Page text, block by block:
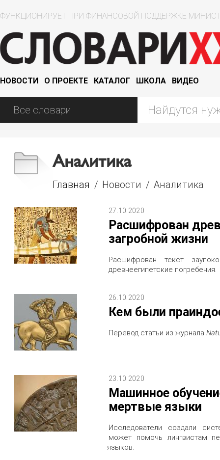
ФУНКЦИОНИРУЕТ ПРИ ФИНАНСОВОЙ ПОДДЕРЖКЕ
НОВОСТИ О ПРОЕКТЕ КАТАЛОГ ШКОЛА ВИДЕО
Аналитика
Главная / Новости / Аналитика
27.10.2020
Расшифрован
загробной жизни
Расшифрован текст
древнеегипетские погребения.
26.10.2020
Кем были
Перевод статьи из журнала
23.10.2020
Машинное
мертвые языки
Исследователи создали
может помочь лингвистам
языков.